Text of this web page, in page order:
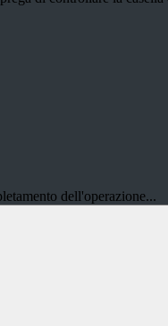
dell'operazione...